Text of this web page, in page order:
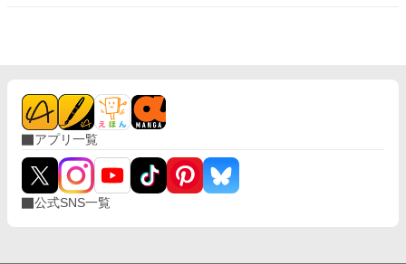
アプリ一覧
公式SNS一覧